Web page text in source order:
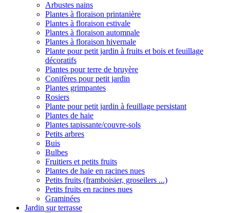
Arbustes nains
Plantes à floraison printanière
Plantes à floraison estivale
Plantes à floraison automnale
Plantes à floraison hivernale
Plante pour petit jardin à fruits et bois et feuillage
décoratifs
Plantes pour terre de bruyère
Conifères pour petit jardin
Plantes grimpantes
Rosiers
Plante pour petit jardin à feuillage persistant
Plantes de haie
Plantes tapissante/couvre-sols
Petits arbres
Buis
Bulbes
Fruitiers et petits fruits
Plantes de haie en racines nues
Petits fruits (framboisier, groseilers ...)
Petits fruits en racines nues
Graminées
Jardin sur terrasse